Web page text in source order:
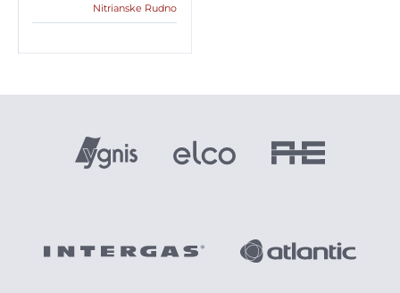
Nitrianske Rudno